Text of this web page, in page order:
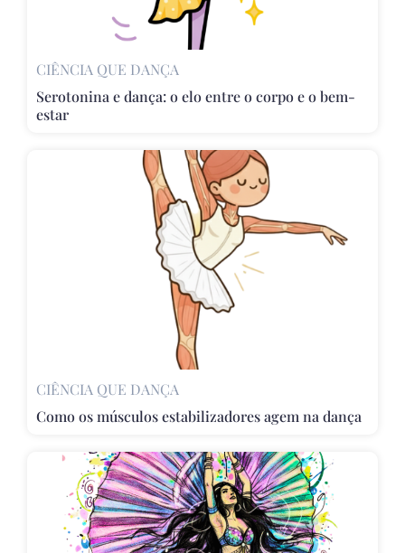
CIÊNCIA QUE DANÇA
Serotonina e dança: o elo entre o corpo e o bem-
estar
CIÊNCIA QUE DANÇA
Como os músculos estabilizadores agem na dança